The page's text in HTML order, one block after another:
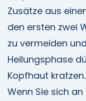
Zusätze aus
den ersten zwei
zu vermeiden
Heilungsphase
Kopfhaut kratzen.
Wenn Sie sich